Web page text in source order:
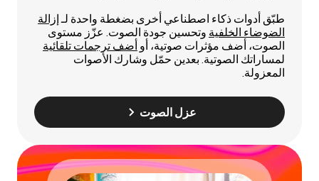
طبّق أدوات ذكاء اصطناعي أخرى بضغطة واحدة لـإزالة
الضوضاء الخلفية وتحسين جودة الصوت. عزّز مستوى
الصوت، أضف مؤثرات صوتية، أو أضف ترجمات تلقائية
لمساراتك الصوتية. بعدين حمّل وشارك الأصوات
المعزولة.
عزل الصوت